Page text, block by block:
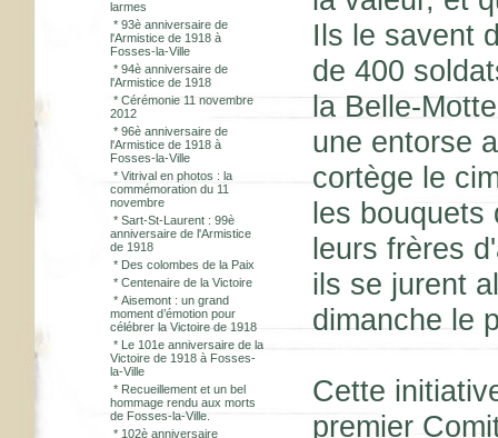
larmes
* 93è anniversaire de
l'Armistice de 1918 à
Fosses-la-Ville
* 94è anniversaire de
l'Armistice de 1918
* Cérémonie 11 novembre
2012
* 96è anniversaire de
l'Armistice de 1918 à
Fosses-la-Ville
* Vitrival en photos : la
commémoration du 11
novembre
* Sart-St-Laurent : 99è
anniversaire de l'Armistice
de 1918
* Des colombes de la Paix
* Centenaire de la Victoire
* Aisemont : un grand
moment d’émotion pour
célébrer la Victoire de 1918
* Le 101e anniversaire de la
Victoire de 1918 à Fosses-
la-Ville
* Recueillement et un bel
hommage rendu aux morts
de Fosses-la-Ville.
* 102è anniversaire
Ils le savent
de 400
la Belle-
une entorse
cortège le
les bouquets
leurs frères
ils se jurent
dimanche le
Cette
premier